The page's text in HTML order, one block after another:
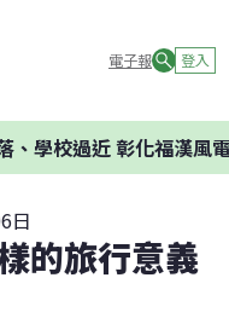
電子報 登入
校過近 彰化福漢風電案
日
的旅行意義